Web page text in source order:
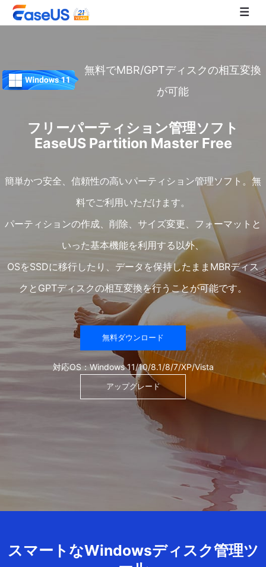
無料でMBR/GPTディスクの相互変換
が可能
フリーパーティション管理ソフト
EaseUS Partition Master Free
簡単かつ安全、信頼性の高いパーティション管理ソフト。無
料でご利用いただけます。
パーティションの作成、削除、サイズ変更、フォーマットと
いった基本機能を利用する以外、
OSをSSDに移行したり、データを保持したままMBRディス
クとGPTディスクの相互変換を行うことが可能です。
無料ダウンロード
対応OS：Windows 11/10/8.1/8/7/XP/Vista
アップグレード
スマートなWindowsディスク管理ツ